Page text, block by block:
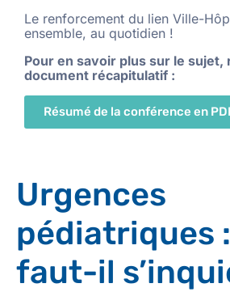
Le renforcement du lien Ville-
ensemble, au quotidien !
Pour en savoir plus sur le sujet,
document récapitulatif :
Résumé de la conférence en
Urgences
pédiatriques
faut-il